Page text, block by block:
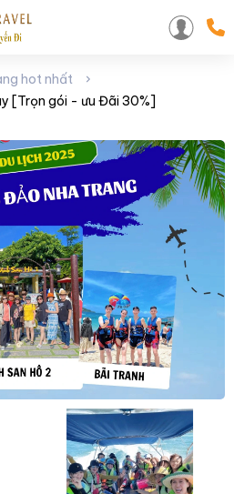
hot nhất
[Trọn gói - ưu Đãi 30%]